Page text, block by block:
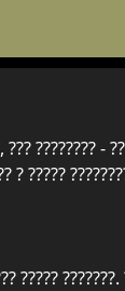
???????? -
? ?????
?????